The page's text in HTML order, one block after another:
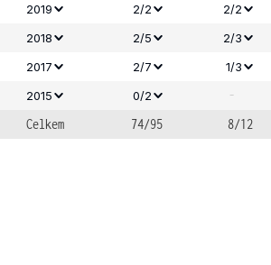
2019
2/2 2/2
2018 2/5 2/3
2017
2/7 1/3
2015
0/2 -
Celkem 74/95 8/12